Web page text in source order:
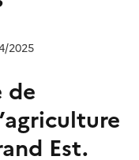
2025
de
Est.